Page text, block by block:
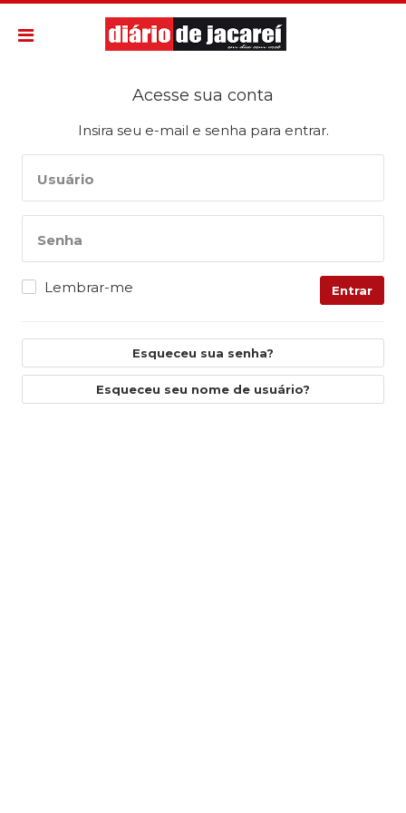
Acesse sua conta
Insira seu e-mail e senha para entrar.
Usuário
Senha
Lembrar-me Entrar
Esqueceu sua senha?
Esqueceu seu nome de usuário?